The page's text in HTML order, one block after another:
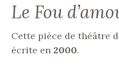
Le Fou
Cette pièce de théâtre
écrite en 2000.